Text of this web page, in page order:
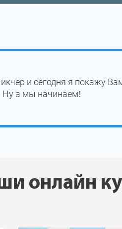
и сегодня я покажу
Ну а мы начинаем!
онлайн